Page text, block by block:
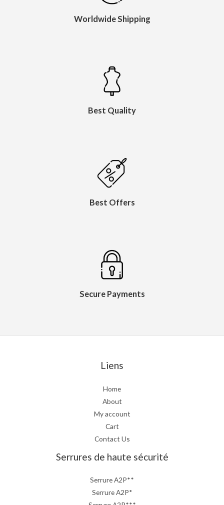
Worldwide Shipping
Best Quality
Best Offers
Secure Payments
Liens
Home
About
My account
Cart
Contact Us
Serrures de haute sécurité
Serrure A2P**
Serrure A2P*